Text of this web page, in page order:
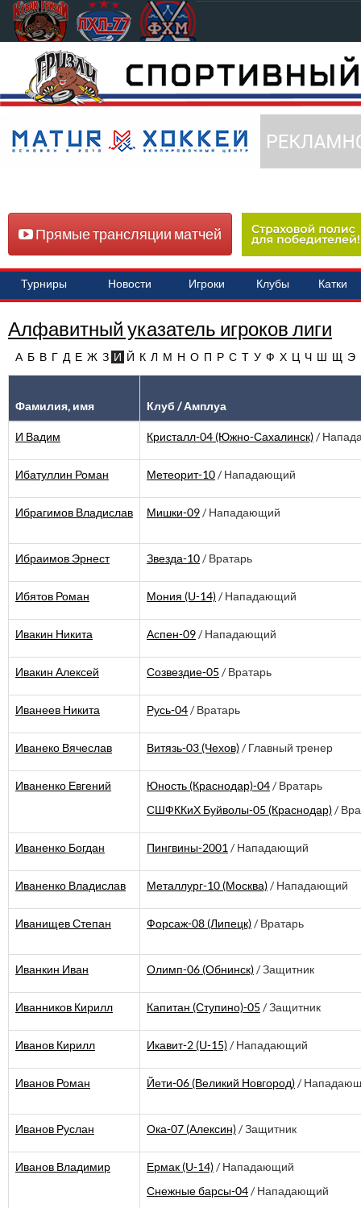
Прямые трансляции матчей
Турниры Новости Игроки Клубы Катки
Алфавитный указатель игроков лиги
А Б В Г Д Е Ж З И Й К Л М Н О П Р С Т У Ф Х Ц Ч Ш Щ Э
Фамилия, имя Клуб / Амплуа
И Вадим Кристалл-04 (Южно-Сахалинск) /
Ибатуллин Роман Метеорит-10 / Нападающий
Ибрагимов Владислав Мишки-09 / Нападающий
Ибраимов Эрнест Звезда-10 / Вратарь
Ибятов Роман Мония (U-14) / Нападающий
Ивакин Никита Аспен-09 / Нападающий
Ивакин Алексей Созвездие-05 / Вратарь
Иванеев Никита Русь-04 / Вратарь
Иванеко Вячеслав Витязь-03 (Чехов) / Главный тренер
Иваненко Евгений Юность (Краснодар)-04 / Вратарь
СШФККиХ Буйволы-05 (Краснодар) /
Иваненко Богдан Пингвины-2001 / Нападающий
Иваненко Владислав Металлург-10 (Москва) / Нападающий
Иванищев Степан Форсаж-08 (Липецк) / Вратарь
Иванкин Иван Олимп-06 (Обнинск) / Защитник
Иванников Кирилл Капитан (Ступино)-05 / Защитник
Иванов Кирилл Икавит-2 (U-15) / Нападающий
Иванов Роман Йети-06 (Великий Новгород) /
Иванов Руслан Ока-07 (Алексин) / Защитник
Иванов Владимир Ермак (U-14) / Нападающий
Снежные барсы-04 / Нападающий